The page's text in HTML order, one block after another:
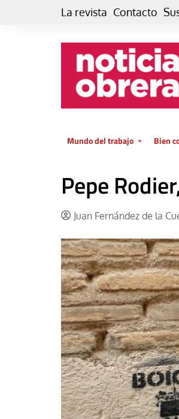
La revista Contacto
Mundo del trabajo
El trabajo es para la vida
MMTC
Laboral
La mundialización
El amor en el mundo
Los empobrecidos por el
mundo
Radio — Mundo obrero hoy
Vidas precarias
Bien
Pepe
Juan Fernández de la